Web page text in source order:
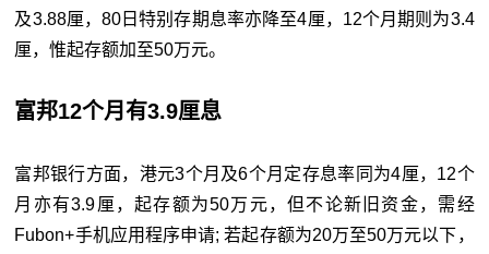
及3.88厘，80日特别存期息率亦降至4厘，12个月期则为3.4
厘，惟起存额加至50万元。
富邦12个月有3.9厘息
富邦银行方面，港元3个月及6个月定存息率同为4厘，12个
月亦有3.9厘，起存额为50万元，但不论新旧资金，需经
Fubon+手机应用程序申请; 若起存额为20万至50万元以下，